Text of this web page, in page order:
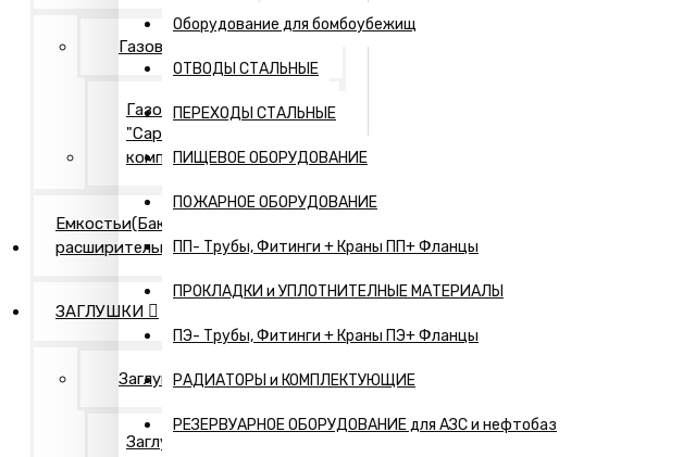
Оборудование для бомбоубежищ
ОТВОДЫ СТАЛЬНЫЕ
ПЕРЕХОДЫ СТАЛЬНЫЕ
ПИЩЕВОЕ ОБОРУДОВАНИЕ
ПОЖАРНОЕ ОБОРУДОВАНИЕ
ПП- Трубы, Фитинги + Краны ПП+ Фланцы
ПРОКЛАДКИ и УПЛОТНИТЕЛНЫЕ МАТЕРИАЛЫ
ПЭ- Трубы, Фитинги + Краны ПЭ+ Фланцы
РАДИАТОРЫ и КОМПЛЕКТУЮЩИЕ
РЕЗЕРВУАРНОЕ ОБОРУДОВАНИЕ для АЗС и нефтобаз
Газовая арматура
Газовая арматура
"Саратовская газовая
компания"
Емкостьи(Бак
расширительный,...)
ЗАГЛУШКИ
Заглушки Нержавеющие
Заглушки АТК 24.200.02-